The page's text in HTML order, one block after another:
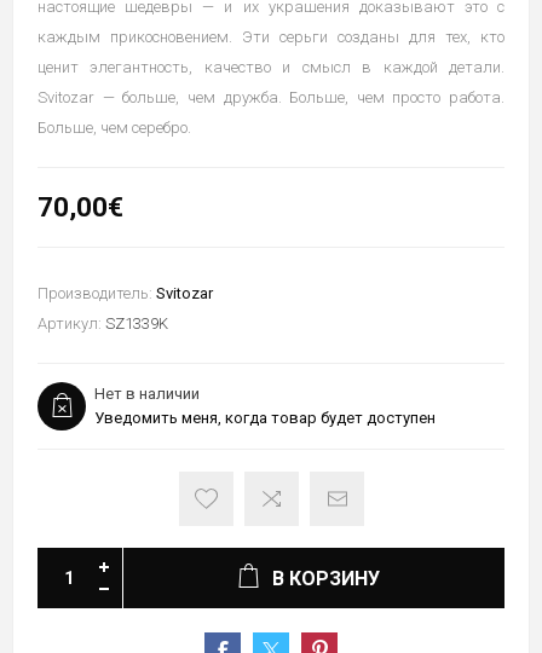
настоящие шедевры — и их украшения доказывают это с
каждым прикосновением. Эти серьги созданы для тех, кто
ценит элегантность, качество и смысл в каждой детали.
Svitozar — больше, чем дружба. Больше, чем просто работа.
Больше, чем серебро.
70,00€
Производитель: Svitozar
Артикул: SZ1339K
Нет в наличии
Уведомить меня, когда товар будет доступен
В КОРЗИНУ